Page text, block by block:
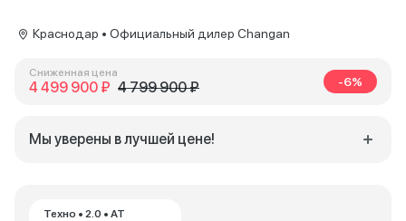
Техно • 2.0 • AT
Краснодар • Официальный дилер Changan
Сниженная цена
4 499 900 ₽ 4 799 900 ₽ -6%
Мы уверены в лучшей цене!